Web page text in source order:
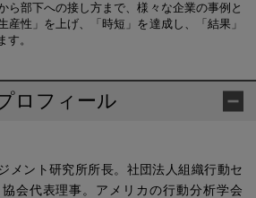
ら部下への接し方まで、様々な企業の事例と
産性」を上げ、「時短」を達成し、「結果」
す。
ロフィール
メント研究所所長。社団法人組織行動セ
会代表理事。アメリカの行動分析学会